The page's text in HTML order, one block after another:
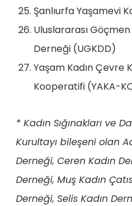
Şanlıurfa Yaşamevi
Uluslararası
Derneği (UGKDD)
Yaşam Kadın Çevre
Kooperatifi (YAKA-
* Kadın Sığınakları ve
Kurultayı bileşeni olan
Derneği, Ceren Kadın
Derneği, Muş Kadın
Derneği, Selis Kadın